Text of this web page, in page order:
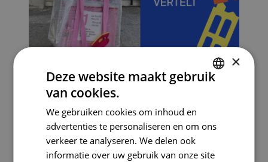
erfgoedkoffer over gevels?
Onze erfgoedkoffer over gevels is volledig
vernieuwd! Ontdek deze gratis koffer,
boordevol materialen om zelf met jouw
leerlingen aan de slag te gaan.
×
Deze website maakt gebruik
van cookies.
We gebruiken cookies om inhoud en
advertenties te personaliseren en om ons
verkeer te analyseren. We delen ook
informatie over uw gebruik van onze site